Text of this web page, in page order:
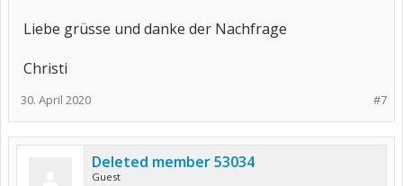
Liebe grüsse und danke der Nachfrage
Christi
#7
30. April 2020
Deleted member 53034
Guest